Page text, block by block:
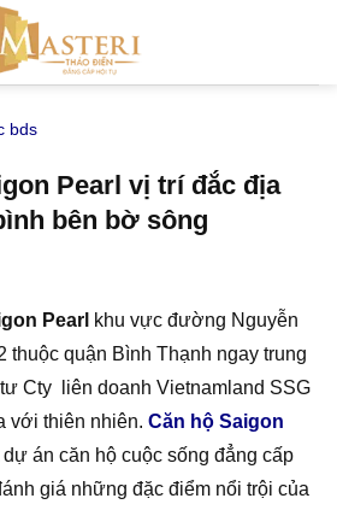
bds
Pearl vị trí đắc địa
bên bờ sông
Pearl khu vực đường Nguyễn
thuộc quận Bình Thạnh ngay trung
Cty liên doanh Vietnamland SSG
với thiên nhiên. Căn hộ Saigon
án căn hộ cuộc sống đẳng cấp
giá những đặc điểm nổi trội của